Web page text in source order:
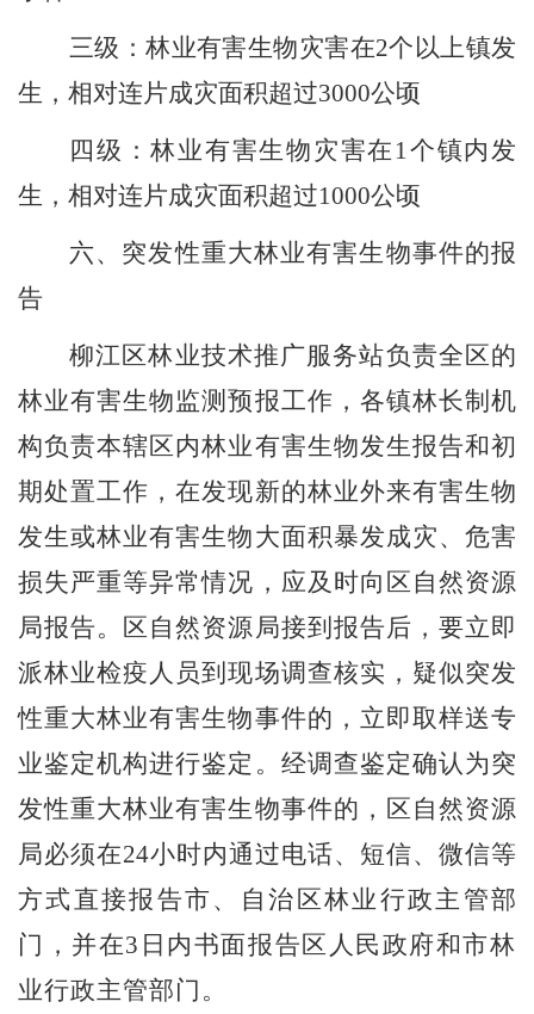
三级：林业有害生物灾害在2个以上镇发
生，相对连片成灾面积超过3000公顷
四级：林业有害生物灾害在 1个镇内发
生，相对连片成灾面积超过1000公顷
六、突发性重大林业有害生物事件的报
告
柳江区林业技术推广服务站负责全 区的
林业有害生物监测预报工作， 各镇林长制机
构负责本辖区内林业有害生物发生报告和初
期处置工作，在发现新的林业外来有害生物
发生或林业有害生物大面积暴发成灾、危害
损失严重等异常情况，应及时向区 自然资源
局报告。区 自然资源局接到报告后，要立即
派林业检疫人员到现场调查核实，疑似突发
性重大林业有害生物事件的，立即取样送专
业鉴定机构进行鉴定。经调查鉴定确认为突
发性重大林业有害生物事件的，区 自然资源
局必须在24小时内通过电话、短信、微信等
方式直接报告市、自治区林业行政主管部
门，并在3 日内书面报告区人民政府和市林
业行政主管部门。